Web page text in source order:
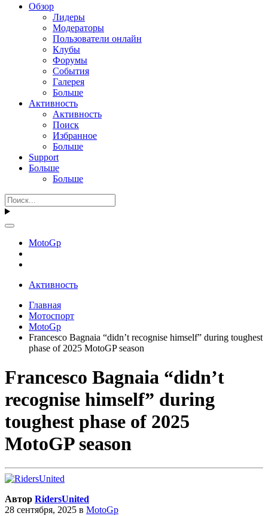
Обзор
Лидеры
Модераторы
Пользователи онлайн
Клубы
Форумы
События
Галерея
Больше
Активность
Активность
Поиск
Избранное
Больше
Support
Больше
Больше
MotoGp
Активность
Главная
Мотоспорт
MotoGp
Francesco Bagnaia “didn’t recognise himself” during toughest
phase of 2025 MotoGP season
Francesco Bagnaia “didn’t
recognise himself” during
toughest phase of 2025
MotoGP season
Автор RidersUnited
28 сентября, 2025 в MotoGp